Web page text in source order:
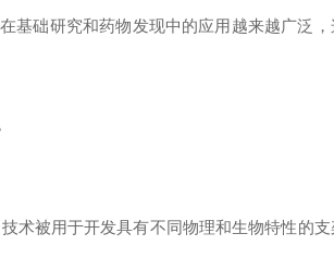
基础研究和药物发现中的应用越来越广泛，
术被用于开发具有不同物理和生物特性的支